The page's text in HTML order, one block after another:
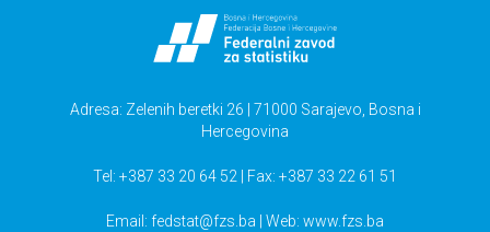
Adresa: Zelenih beretki 26 | 71000 Sarajevo, Bosna i
Hercegovina
Tel: +387 33 20 64 52 | Fax: +387 33 22 61 51
Email: fedstat@fzs.ba | Web: www.fzs.ba